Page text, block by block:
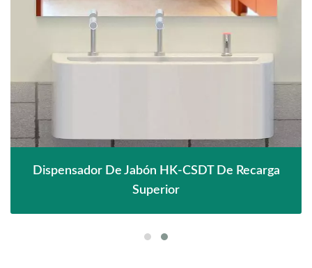
Dispensador De Jabón HK-CSDT De Recarga
Superior